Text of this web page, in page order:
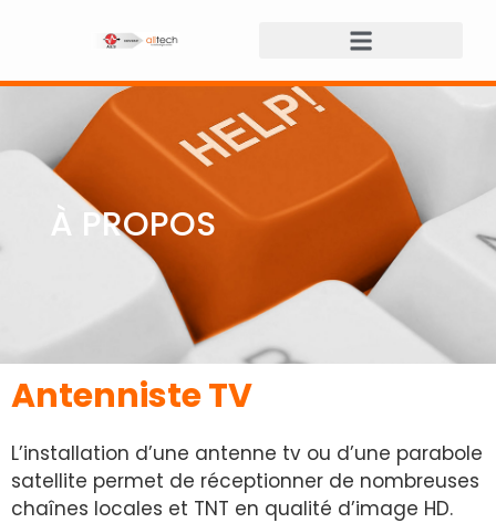
À PROPOS
Antenniste TV
L’installation d’une antenne tv ou d’une parabole
satellite permet de réceptionner de nombreuses
chaînes locales et TNT en qualité d’image HD.